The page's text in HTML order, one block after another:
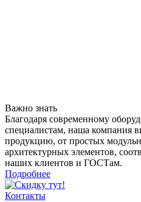
Важно знать
Благодаря современному
специалистам, наша компания
продукцию, от простых
архитектурных элементов,
наших клиентов и ГОСТам.
Подробнее
Контакты